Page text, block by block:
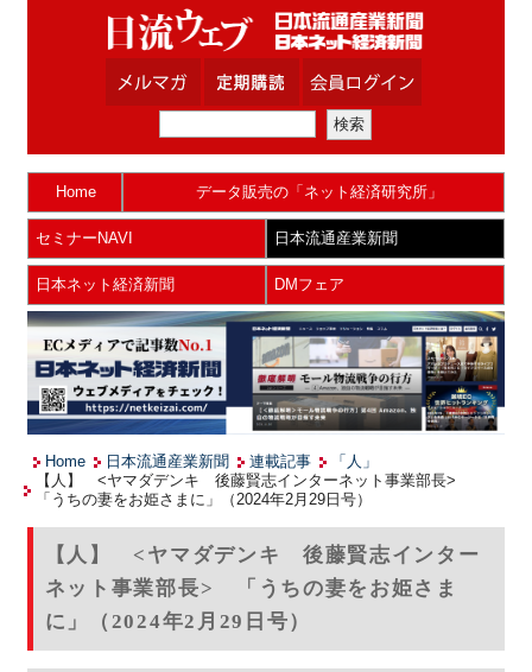
Home データ販売の「ネット経済研究所」
セミナーNAVI 日本流通産業新聞
日本ネット経済新聞 DMフェア
Home 日本流通産業新聞 連載記事
「人」
【人】 <ヤマダデンキ 後藤賢志インターネット事業部長>
「うちの妻をお姫さまに」（2024年2月29日号）
【人】 <ヤマダデンキ 後藤賢志インター
ネット事業部長> 「うちの妻をお姫さま
に」（2024年2月29日号）